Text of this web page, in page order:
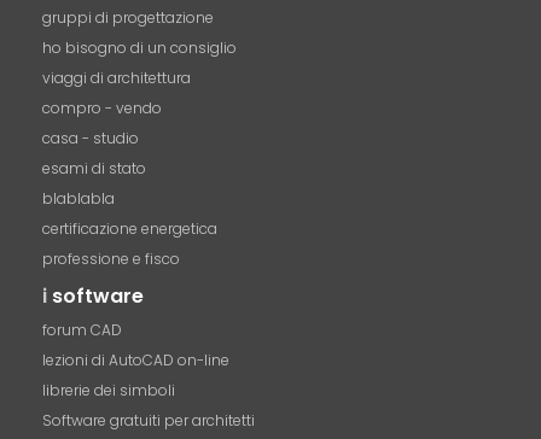
gruppi di progettazione
ho bisogno di un consiglio
viaggi di architettura
compro - vendo
casa - studio
esami di stato
blablabla
certificazione energetica
professione e fisco
i software
forum CAD
lezioni di AutoCAD on-line
librerie dei simboli
Software gratuiti per architetti